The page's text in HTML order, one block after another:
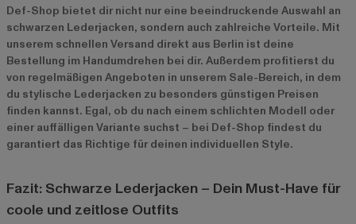
Def-Shop bietet dir nicht nur eine beeindruckende Auswahl an
schwarzen Lederjacken, sondern auch zahlreiche Vorteile. Mit
unserem schnellen Versand direkt aus Berlin ist deine
Bestellung im Handumdrehen bei dir. Außerdem profitierst du
von regelmäßigen Angeboten in unserem Sale-Bereich, in dem
du stylische Lederjacken zu besonders günstigen Preisen
finden kannst. Egal, ob du nach einem schlichten Modell oder
einer auffälligen Variante suchst – bei Def-Shop findest du
garantiert das Richtige für deinen individuellen Style.
Fazit: Schwarze Lederjacken – Dein Must-Have für
coole und zeitlose Outfits